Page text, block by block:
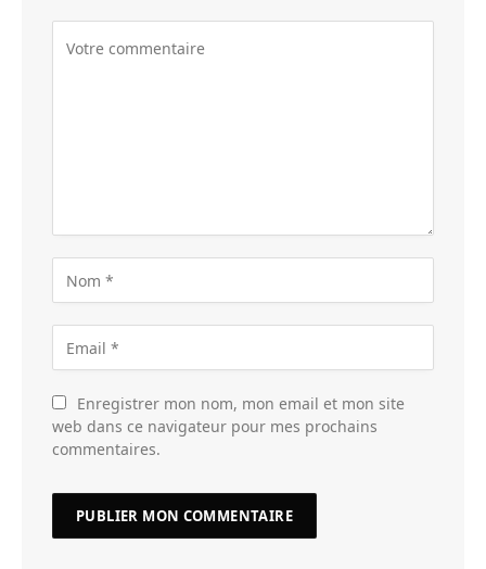
Enregistrer mon nom, mon email et mon site
web dans ce navigateur pour mes prochains
commentaires.